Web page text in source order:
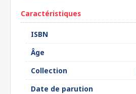
Caractéristiques
ISBN
Âge
Collection
Date de parution